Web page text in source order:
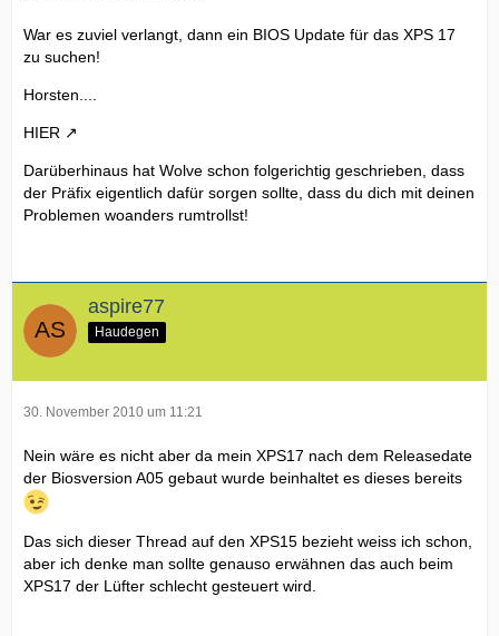
War es zuviel verlangt, dann ein BIOS Update für das XPS 17
zu suchen!
Horsten....
HIER
Darüberhinaus hat Wolve schon folgerichtig geschrieben, dass
der Präfix eigentlich dafür sorgen sollte, dass du dich mit deinen
Problemen woanders rumtrollst!
aspire77
Haudegen
30. November 2010 um 11:21
Nein wäre es nicht aber da mein XPS17 nach dem Releasedate
der Biosversion A05 gebaut wurde beinhaltet es dieses bereits
Das sich dieser Thread auf den XPS15 bezieht weiss ich schon,
aber ich denke man sollte genauso erwähnen das auch beim
XPS17 der Lüfter schlecht gesteuert wird.